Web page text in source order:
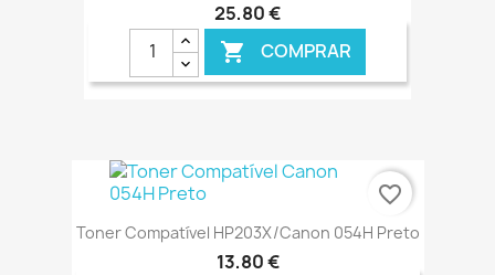
25,80 €
 COMPRAR
Toner Compatível HP203X/Canon 054H Preto
13,80 €
favorite_border